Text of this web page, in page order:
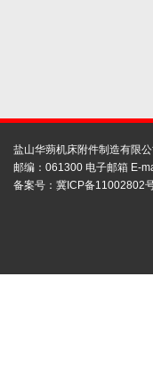
盐山华蒴机床附件制造有限
邮编：061300 电子邮箱 E-
备案号： 冀ICP备11002802